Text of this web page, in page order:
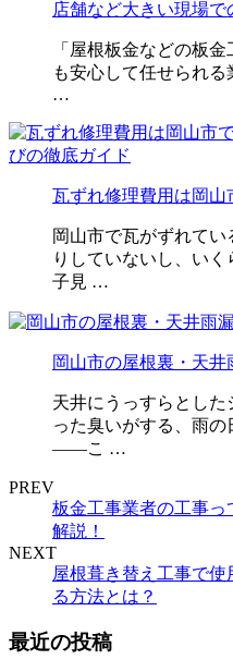
店舗など大きい現場
「屋根板金などの板
も安心して任せられ
…
瓦ずれ修理費用は岡
岡山市で瓦がずれて
りしていないし、い
子見 …
岡山市の屋根裏・天
天井にうっすらとし
った臭いがする、雨
——こ …
PREV
板金工事業者の工事っ
解説！
NEXT
屋根葺き替え工事で
る方法とは？
最近の投稿